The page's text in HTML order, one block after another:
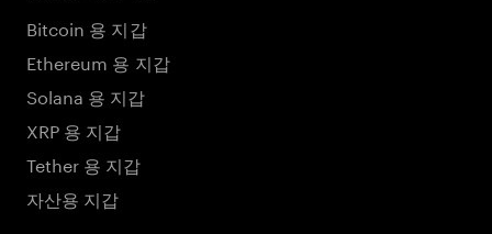
Bitcoin 용 지갑
Ethereum 용 지갑
Solana 용 지갑
XRP 용 지갑
Tether 용 지갑
자산용 지갑